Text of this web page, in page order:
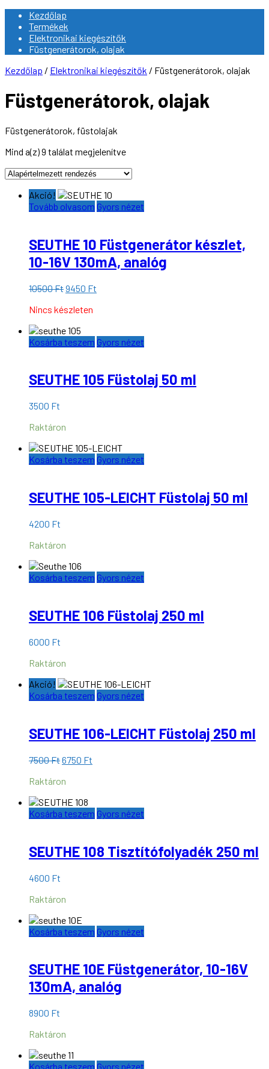
Kezdőlap
Termékek
Elektronikai kiegészítők
Füstgenerátorok, olajak
Kezdőlap / Elektronikai kiegészítők / Füstgenerátorok, olajak
Füstgenerátorok, olajak
Füstgenerátorok, füstolajak
Mind a(z) 9 találat megjelenítve
Akció!
Tovább olvasom Gyors nézet
SEUTHE 10 Füstgenerátor készlet,
10-16V 130mA, analóg
10500FtOriginal
was:
9450 Ft
Nincs készleten
Kosárba teszem Gyors nézet
SEUTHE 105 Füstolaj 50 ml
3500 Ft
Raktáron
Kosárba teszem Gyors nézet
SEUTHE 105-LEICHT Füstolaj 50 ml
4200 Ft
Raktáron
Kosárba teszem Gyors nézet
SEUTHE 106 Füstolaj 250 ml
6000 Ft
Raktáron
Akció!
Kosárba teszem Gyors nézet
SEUTHE 106-LEICHT Füstolaj 250 ml
7500FtOriginal
was:
6750 Ft
Raktáron
Kosárba teszem Gyors nézet
SEUTHE 108 Tisztítófolyadék 250 ml
4600 Ft
Raktáron
Kosárba teszem Gyors nézet
SEUTHE 10E Füstgenerátor, 10-16V
130mA, analóg
8900 Ft
Raktáron
Kosárba teszem Gyors nézet